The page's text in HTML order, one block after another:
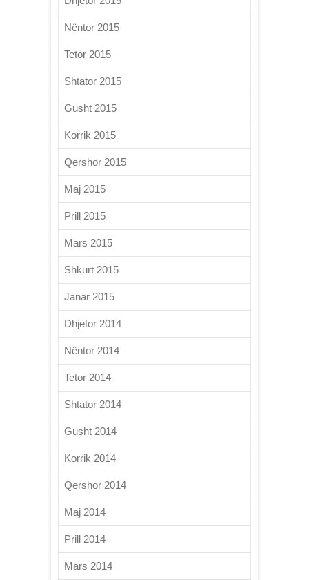
Nëntor 2015
Tetor 2015
Shtator 2015
Gusht 2015
Korrik 2015
Qershor 2015
Maj 2015
Prill 2015
Mars 2015
Shkurt 2015
Janar 2015
Dhjetor 2014
Nëntor 2014
Tetor 2014
Shtator 2014
Gusht 2014
Korrik 2014
Qershor 2014
Maj 2014
Prill 2014
Mars 2014